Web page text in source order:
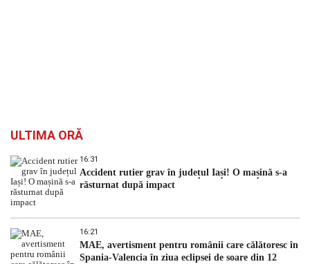
ULTIMA ORĂ
16:31
Accident rutier grav în județul Iași! O mașină s-a
răsturnat după impact
16:21
MAE, avertisment pentru românii care călătoresc în
Spania-Valencia în ziua eclipsei de soare din 12